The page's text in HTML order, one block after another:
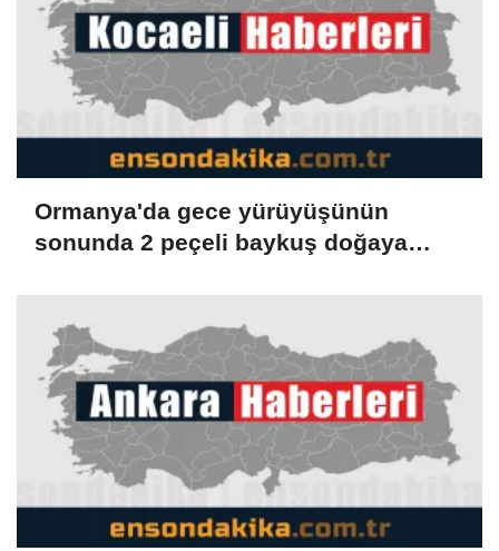
Ormanya'da gece yürüyüşünün
sonunda 2 peçeli baykuş doğaya